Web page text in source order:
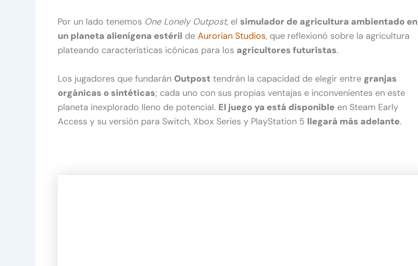
Por un lado tenemos One Lonely Outpost, el simulador de agricultura ambientado en
un planeta alienígena estéril de Aurorian Studios, que reflexionó sobre la agricultura
plateando características icónicas para los agricultores futuristas.
Los jugadores que fundarán Outpost tendrán la capacidad de elegir entre granjas
orgánicas o sintéticas; cada uno con sus propias ventajas e inconvenientes en este
planeta inexplorado lleno de potencial. El juego ya está disponible en Steam Early
Access y su versión para Switch, Xbox Series y PlayStation 5 llegará más adelante.